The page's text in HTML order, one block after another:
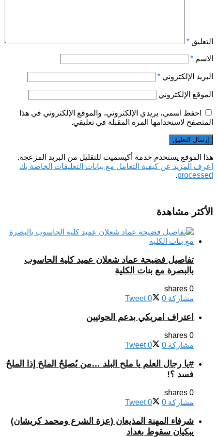
التعليق *
الاسم *
البريد الإلكتروني *
الموقع الإلكتروني
احفظ اسمي، بريدي الإلكتروني، والموقع الإلكتروني في هذا
المتصفح لاستخدامها المرة المقبلة في تعليقي.
هذا الموقع يستخدم خدمة أكيسميت للتقليل من البريد المزعجة.
اعرف المزيد عن كيفية التعامل مع بيانات التعليقات الخاصة بك
processed
.
الأكثر مشاهدة
تفاصيل فضيحة عماد شعلان عميد كلية الحاسوب
بالبصرة مع بنات الكلية
0 shares
مشاركة 0
Tweet 0
اعتراف امريكي بدعم الحوثيين
0 shares
مشاركة 0
Tweet 0
#يا رجال العلم يا ملح البلد …من يُصلِحُ الملحَ إذا الملحُ
فسد ؟!
0 shares
مشاركة 0
Tweet 0
شرفاء المهنة المذيعان (عزة الشرع ومحمد كريشان)
يبكيان سقوط بغداد